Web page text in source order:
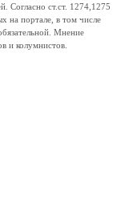
Согласно ст.ст. 1274,1275
на портале, в том числе
Мнение
и колумнистов.